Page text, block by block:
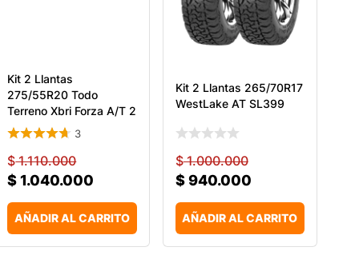
Kit 2 Llantas
275/55R20 Todo
Terreno Xbri Forza A/T 2
117
3
$1.110.000
$1.040.000
AÑADIR AL CARRITO
Kit 2 Llantas 265/70R17
WestLake AT SL399
$1.000.000
$940.000
AÑADIR AL CARRITO